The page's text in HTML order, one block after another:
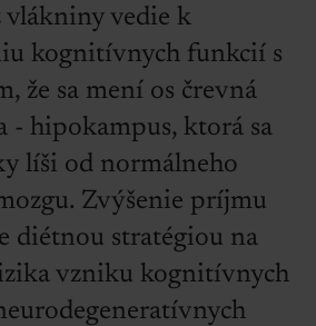
vlákniny vedie k
kognitívnych funkcií s
že sa mení os črevná
- hipokampus, ktorá sa
líši od normálneho
Zvýšenie príjmu
diétnou stratégiou na
vzniku kognitívnych